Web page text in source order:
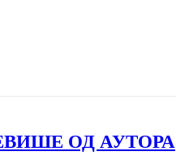
ВИШЕ ОД АУТОРА